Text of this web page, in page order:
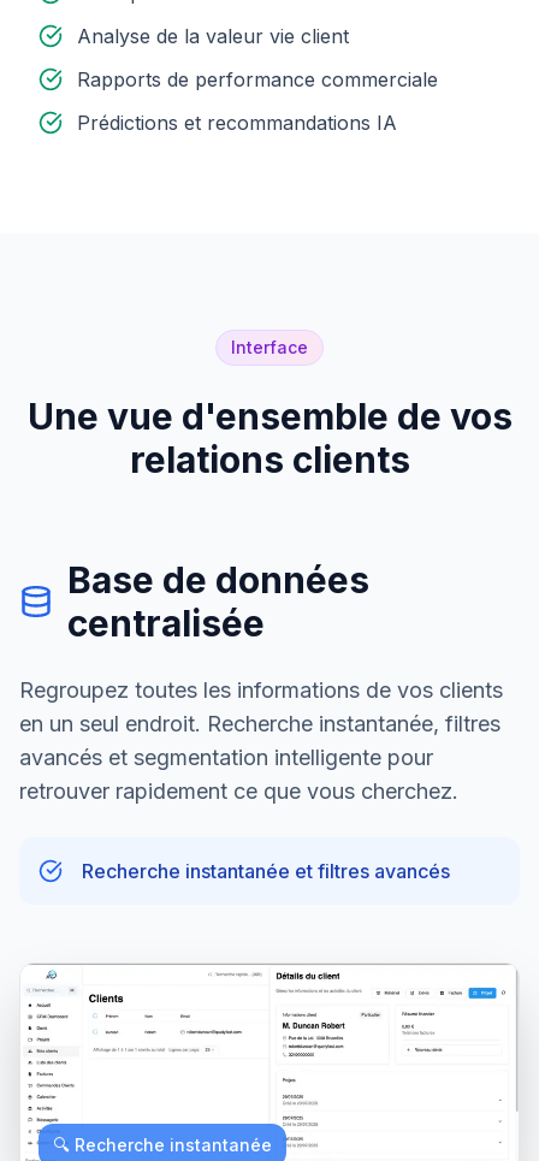
Analyse de la valeur vie client
Rapports de performance commerciale
Prédictions et recommandations IA
Interface
Une vue d'ensemble de vos
relations clients
Base de données
centralisée
Regroupez toutes les informations de vos clients
en un seul endroit. Recherche instantanée, filtres
avancés et segmentation intelligente pour
retrouver rapidement ce que vous cherchez.
Recherche instantanée et filtres avancés
🔍 Recherche instantanée